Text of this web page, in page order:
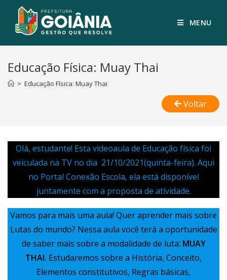
MENU
Educação Física: Muay Thai
> Educação Física: Muay Thai
Voltar
Olá, estudante! Esta videoaula de Educação física foi
veiculada na TV no dia 21/10/2021(quinta-feira). Aqui
no Portal Conexão Escola, ela está disponível
juntamente com a proposta de atividade.
Vamos para mais uma aula! Quer aprender mais sobre
Lutas do mundo? Nessa aula você terá a oportunidade
de saber mais sobre a modalidade de luta: MUAY
THAI. Estudaremos sobre a História, Conceito,
Elementos constitutivos, Regras básicas,